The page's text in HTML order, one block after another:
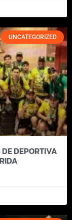
UNCATEGORIZED
DE DEPORTIVA